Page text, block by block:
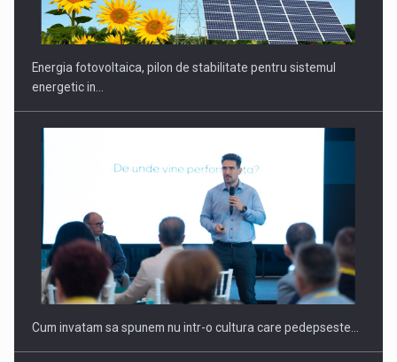
Webinar - Business Evolution-RETHINK STRATEGY-Finantare
Investitii Digitalizare
Energia fotovoltaica, pilon de stabilitate pentru sistemul
energetic in…
Cum invatam sa spunem nu intr-o cultura care pedepseste…